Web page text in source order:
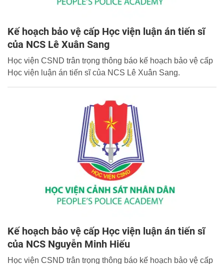
Kế hoạch bảo vệ cấp Học viện luận án tiến sĩ
của NCS Lê Xuân Sang
Học viện CSND trân trọng thông báo kế hoạch bảo vệ cấp
Học viện luận án tiến sĩ của NCS Lê Xuân Sang.
Kế hoạch bảo vệ cấp Học viện luận án tiến sĩ
của NCS Nguyễn Minh Hiếu
Học viện CSND trân trọng thông báo kế hoạch bảo vệ cấp